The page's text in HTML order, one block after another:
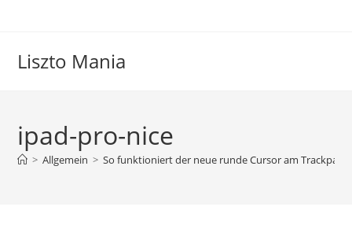
Liszto Mania
ipad-pro-nice
> Allgemein > So funktioniert der neue runde Cursor am Trackpad